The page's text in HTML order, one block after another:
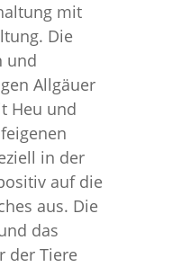
mit
Die
und
Allgäuer
Heu und
in der
auf die
aus. Die
das
der Tiere